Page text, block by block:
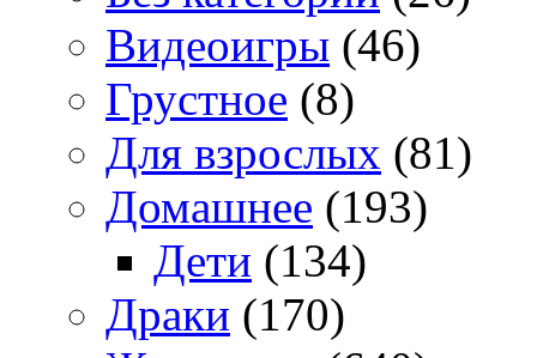
Видеоигры (46)
Грустное (8)
Для взрослых (81)
Домашнее (193)
Дети (134)
Драки (170)